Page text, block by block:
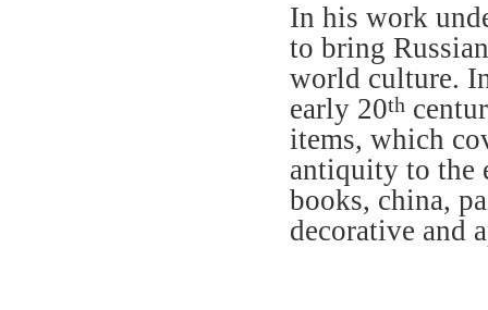
In his work
to bring
world culture.
early 20th
items, which
antiquity to the
books, china,
decorative and